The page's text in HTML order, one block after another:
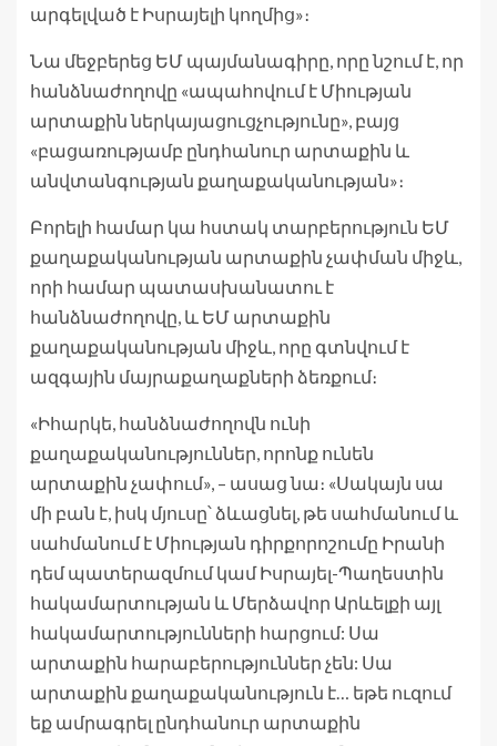
արգելված է Իսրայելի կողմից»։
Նա մեջբերեց ԵՄ պայմանագիրը, որը նշում է, որ
հանձնաժողովը «ապահովում է Միության
արտաքին ներկայացուցչությունը», բայց
«բացառությամբ ընդհանուր արտաքին և
անվտանգության քաղաքականության»։
Բորելի համար կա հստակ տարբերություն ԵՄ
քաղաքականության արտաքին չափման միջև,
որի համար պատասխանատու է
հանձնաժողովը, և ԵՄ արտաքին
քաղաքականության միջև, որը գտնվում է
ազգային մայրաքաղաքների ձեռքում։
«Իհարկե, հանձնաժողովն ունի
քաղաքականություններ, որոնք ունեն
արտաքին չափում», – ասաց նա։ «Սակայն սա
մի բան է, իսկ մյուսը՝ ձևացնել, թե սահմանում և
սահմանում է Միության դիրքորոշումը Իրանի
դեմ պատերազմում կամ Իսրայել-Պաղեստին
հակամարտության և Մերձավոր Արևելքի այլ
հակամարտությունների հարցում: Սա
արտաքին հարաբերություններ չեն: Սա
արտաքին քաղաքականություն է… եթե ուզում
եք ամրագրել ընդհանուր արտաքին